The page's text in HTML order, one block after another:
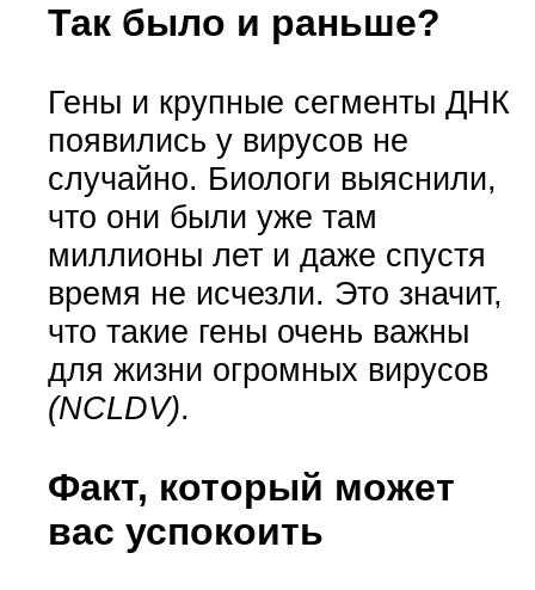
Так было и раньше?
Гены и крупные сегменты ДНК
появились у вирусов не
случайно. Биологи выяснили,
что они были уже там
миллионы лет и даже спустя
время не исчезли. Это значит,
что такие гены очень важны
для жизни огромных вирусов
(NCLDV).
Факт, который может
вас успокоить